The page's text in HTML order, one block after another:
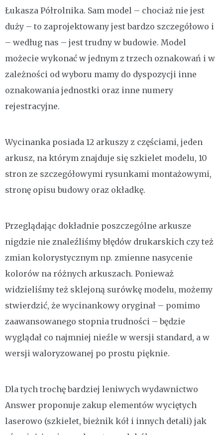
Łukasza Półrolnika. Sam model – chociaż nie jest
duży – to zaprojektowany jest bardzo szczegółowo i
– według nas – jest trudny w budowie. Model
możecie wykonać w jednym z trzech oznakowań i w
zależności od wyboru mamy do dyspozycji inne
oznakowania jednostki oraz inne numery
rejestracyjne.
Wycinanka posiada 12 arkuszy z częściami, jeden
arkusz, na którym znajduje się szkielet modelu, 10
stron ze szczegółowymi rysunkami montażowymi,
stronę opisu budowy oraz okładkę.
Przeglądając dokładnie poszczególne arkusze
nigdzie nie znaleźliśmy błędów drukarskich czy też
zmian kolorystycznym np. zmienne nasycenie
kolorów na różnych arkuszach. Ponieważ
widzieliśmy też sklejoną surówkę modelu, możemy
stwierdzić, że wycinankowy oryginał – pomimo
zaawansowanego stopnia trudności – będzie
wyglądał co najmniej nieźle w wersji standard, a w
wersji waloryzowanej po prostu pięknie.
Dla tych trochę bardziej leniwych wydawnictwo
Answer proponuje zakup elementów wyciętych
laserowo (szkielet, bieżnik kół i innych detali) jak